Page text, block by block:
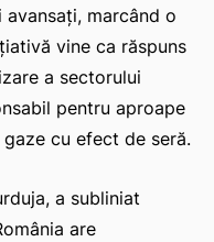
marcând o
vine ca răspuns
a sectorului
pentru aproape
cu efect de seră.
a subliniat
are